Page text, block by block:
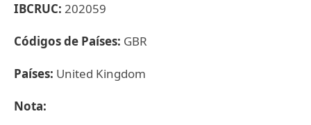
IBCRUC: 202059
Códigos de Países: GBR
Países: United Kingdom
Nota: